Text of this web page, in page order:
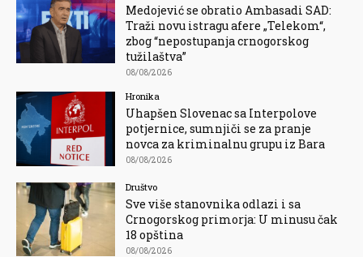
Medojević se obratio Ambasadi SAD:
Traži novu istragu afere „Telekom“,
zbog “nepostupanja crnogorskog
tužilaštva”
08/08/2026
Hronika
Uhapšen Slovenac sa Interpolove
potjernice, sumnjiči se za pranje
novca za kriminalnu grupu iz Bara
08/08/2026
Društvo
Sve više stanovnika odlazi i sa
Crnogorskog primorja: U minusu čak
18 opština
08/08/2026